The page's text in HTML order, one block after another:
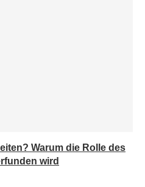
Warum die Rolle des
wird